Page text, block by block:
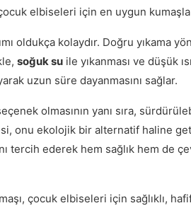
elbiseleri için en uygun
oldukça kolaydır. Doğru yıkama
soğuk su ile yıkanması ve düşük
uzun süre dayanmasını sağlar.
olmasının yanı sıra,
onu ekolojik bir alternatif haline
tercih ederek hem sağlık hem de
çocuk elbiseleri için sağlıklı,